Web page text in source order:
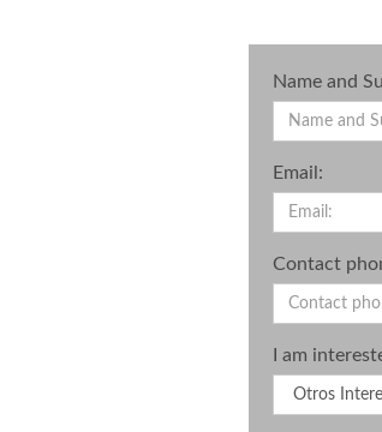
Name and
Email:
Contact
I am